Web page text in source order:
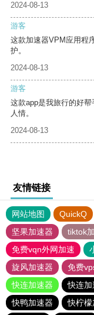
2024-08-13
游客
这款加速器VPM应用程
护。
2024-08-13
游客
这款app是我旅行的好
人情。
2024-08-13
友情链接
网站地图 QuickQ
坚果加速器
tiktok
免费vqn外网加速
旋风加速器
免费
快连加速器
快连加
快鸭加速器
快柠檬